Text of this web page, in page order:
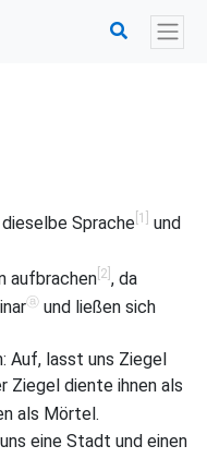
Sprache [1]
und
aufbrachen [2] , da
ⓐ und ließen sich
Auf, lasst uns Ziegel
Ziegel diente ihnen als
als Mörtel.
eine Stadt und einen